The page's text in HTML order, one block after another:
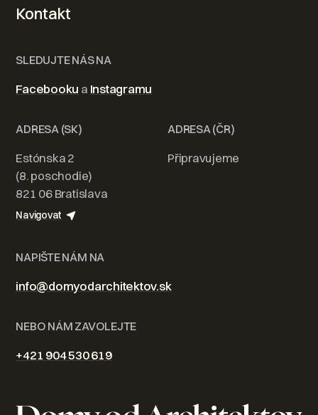
Kontakt
SLEDUJTE NÁS NA
Facebooku a Instagramu
ADRESA (SK)
Estónska 2
(8. poschodie)
821 06 Bratislava
Navigovat
ADRESA (ČR)
Připravujeme
NAPIŠTE NÁM NA
info@domyodarchitektov.sk
NEBO NÁM ZAVOLEJTE
+421 904 530 619